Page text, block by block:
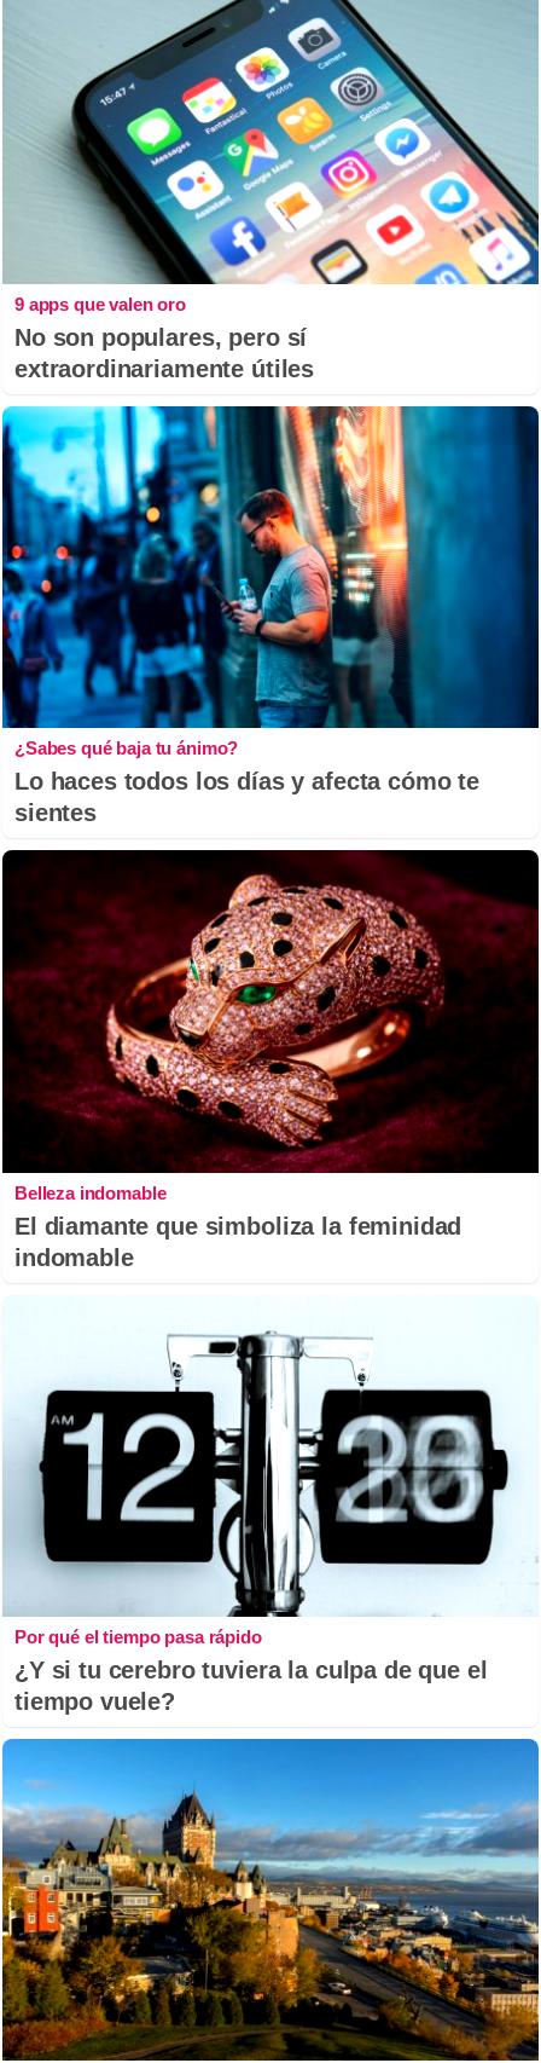
9 apps que valen oro
No son populares, pero sí
extraordinariamente útiles
¿Sabes qué baja tu ánimo?
Lo haces todos los días y afecta cómo te
sientes
Belleza indomable
El diamante que simboliza la feminidad
indomable
Por qué el tiempo pasa rápido
¿Y si tu cerebro tuviera la culpa de que el
tiempo vuele?